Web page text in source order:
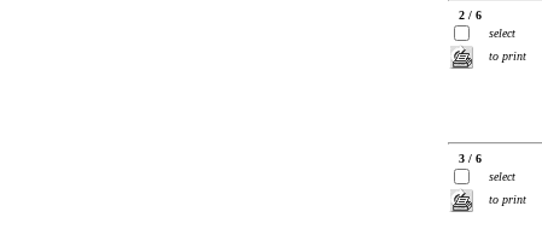
2 / 6
select
to print
3 / 6
select
to print